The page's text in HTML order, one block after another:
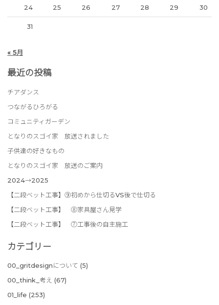
24 25 26 27 28 29 30
31
« 5月
最近の投稿
チアダンス
つながるひろがる
コミュニティガーデン
となりのスゴイ家 放送されました
子供達の好きなもの
となりのスゴイ家 放送のご案内
2024→2025
【二段ベット工事】⑨初めから仕切るVS後で仕切る
【二段ベット工事】 ⑧家具屋さん見学
【二段ベット工事】 ⑦工事後の自主施工
カテゴリー
00_gritdesignについて (5)
00_think_考え (67)
01_life (253)